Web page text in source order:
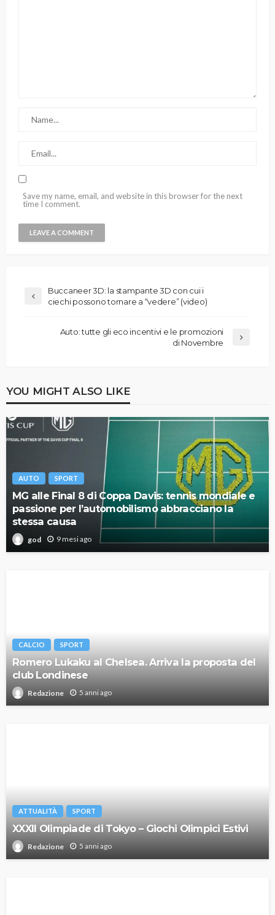
Save my name, email, and website in this browser for the next
time I comment.
Buccaneer 3D: la stampante 3D con cui i
ciechi possono tornare a “vedere” (video)
Auto: tutte gli eco incentivi e le promozioni
di Novembre
YOU MIGHT ALSO LIKE
AUTO SPORT
MG alle Final 8 di Coppa Davis: tennis mondiale e
passione per l’automobilismo abbracciano la
stessa causa
god 9 mesi ago
CALCIO SPORT
Romero Lukaku al Chelsea. Arriva la proposta del
club Londinese
Redazione 5 anni ago
ATTUALITÀ SPORT
XXXII Olimpiade di Tokyo – Giochi Olimpici Estivi
Redazione 5 anni ago